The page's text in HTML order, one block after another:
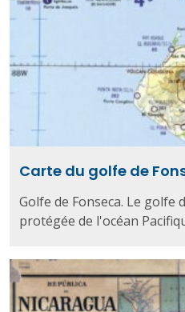
Carte du golfe de
Golfe de Fonseca. Le golfe
protégée de l'océan